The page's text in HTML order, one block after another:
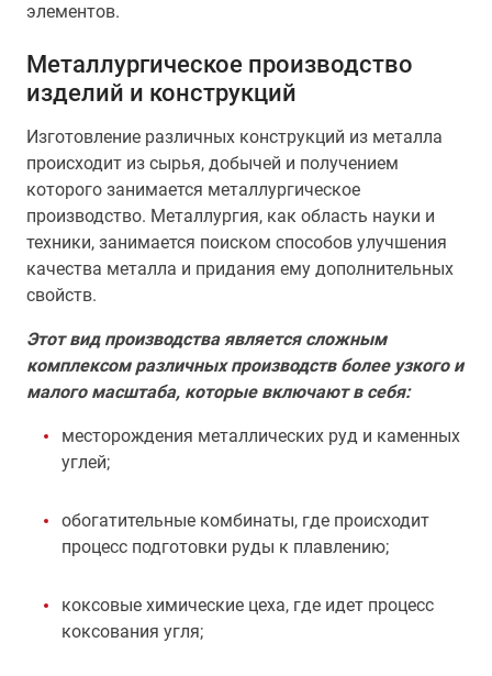
элементов.
Металлургическое производство
изделий и конструкций
Изготовление различных конструкций из металла
происходит из сырья, добычей и получением
которого занимается металлургическое
производство. Металлургия, как область науки и
техники, занимается поиском способов улучшения
качества металла и придания ему дополнительных
свойств.
Этот вид производства является сложным
комплексом различных производств более узкого и
малого масштаба, которые включают в себя:
месторождения металлических руд и каменных
углей;
обогатительные комбинаты, где происходит
процесс подготовки руды к плавлению;
коксовые химические цеха, где идет процесс
коксования угля;